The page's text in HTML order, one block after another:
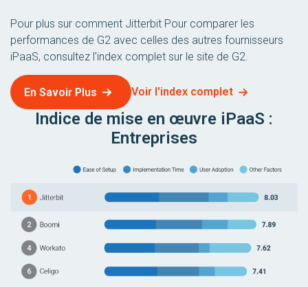
Pour plus sur comment Jitterbit Pour comparer les
performances de G2 avec celles des autres fournisseurs
iPaaS, consultez l'index complet sur le site de G2.
En Savoir Plus Voir l'index complet
Indice de mise en œuvre iPaaS :
Entreprises